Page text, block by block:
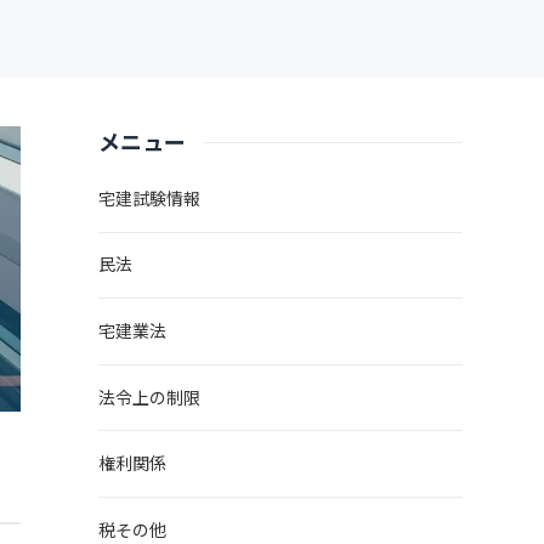
メニュー
宅建試験情報
民法
宅建業法
法令上の制限
権利関係
税その他